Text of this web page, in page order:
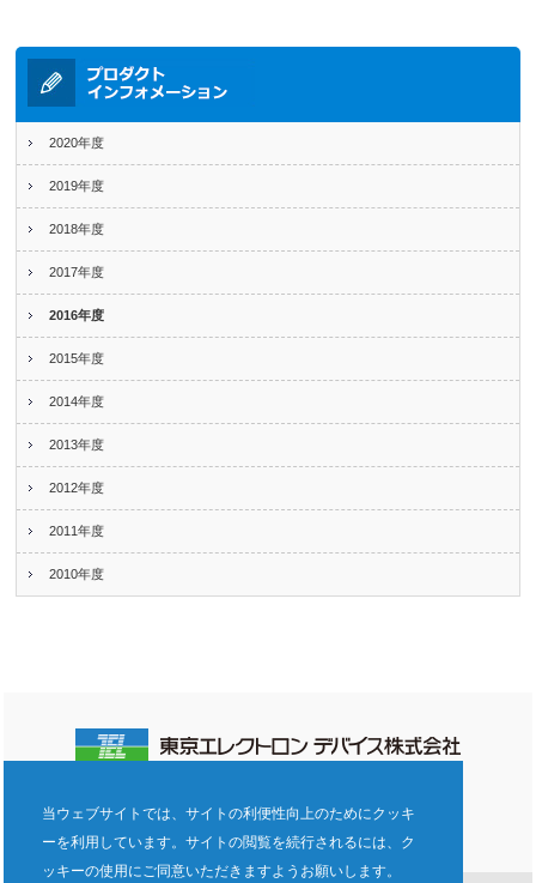
当ウェブサイトでは、サイトの利便性向上のためにクッキ
ーを利用しています。サイトの閲覧を続行されるには、ク
ッキーの使用にご同意いただきますようお願いします。
2020年度
2019年度
2018年度
2017年度
2016年度
2015年度
2014年度
2013年度
2012年度
2011年度
2010年度
企業倫理ヘルプライン
サイトマップ